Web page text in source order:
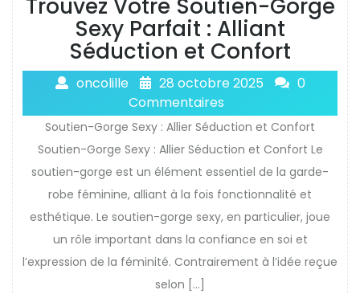
Trouvez Votre Soutien-Gorge
Sexy Parfait : Alliant
Séduction et Confort
oncolille 28 octobre 2025
0
Commentaires
Soutien-Gorge Sexy : Allier Séduction et Confort
Soutien-Gorge Sexy : Allier Séduction et Confort Le
soutien-gorge est un élément essentiel de la garde-
robe féminine, alliant à la fois fonctionnalité et
esthétique. Le soutien-gorge sexy, en particulier, joue
un rôle important dans la confiance en soi et
l’expression de la féminité. Contrairement à l’idée reçue
selon […]